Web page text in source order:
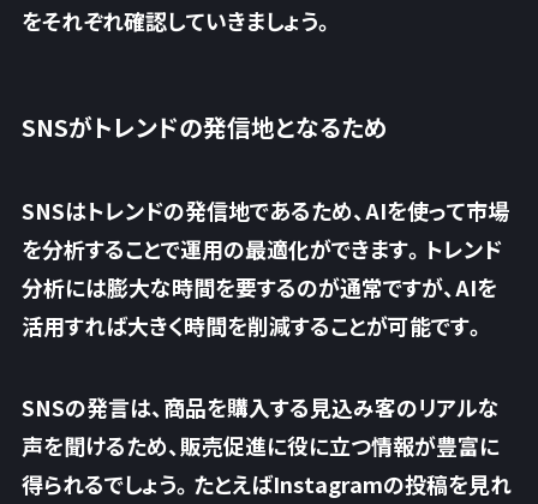
をそれぞれ確認していきましょう。
SNSがトレンドの発信地となるため
SNSはトレンドの発信地であるため、AIを使って市場
を分析することで運用の最適化ができます。トレンド
分析には膨大な時間を要するのが通常ですが、AIを
活用すれば大きく時間を削減することが可能です。
SNSの発言は、商品を購入する見込み客のリアルな
声を聞けるため、販売促進に役に立つ情報が豊富に
得られるでしょう。たとえばInstagramの投稿を見れ